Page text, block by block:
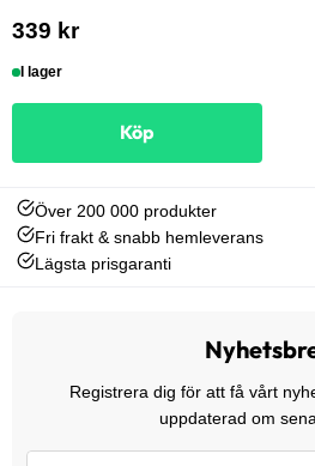
339 kr
I lager
Köp
Över 200 000 produkter
Fri frakt & snabb hemleverans
Lägsta prisgaranti
Registrera dig för att få vårt
uppdaterad om